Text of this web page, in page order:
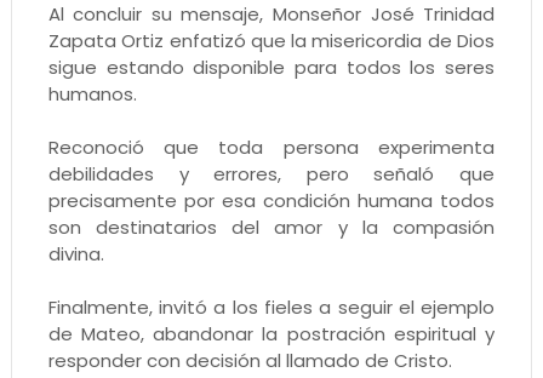
Al concluir su mensaje, Monseñor José Trinidad
Zapata Ortiz enfatizó que la misericordia de Dios
sigue estando disponible para todos los seres
humanos.
Reconoció que toda persona experimenta
debilidades y errores, pero señaló que
precisamente por esa condición humana todos
son destinatarios del amor y la compasión
divina.
Finalmente, invitó a los fieles a seguir el ejemplo
de Mateo, abandonar la postración espiritual y
responder con decisión al llamado de Cristo.